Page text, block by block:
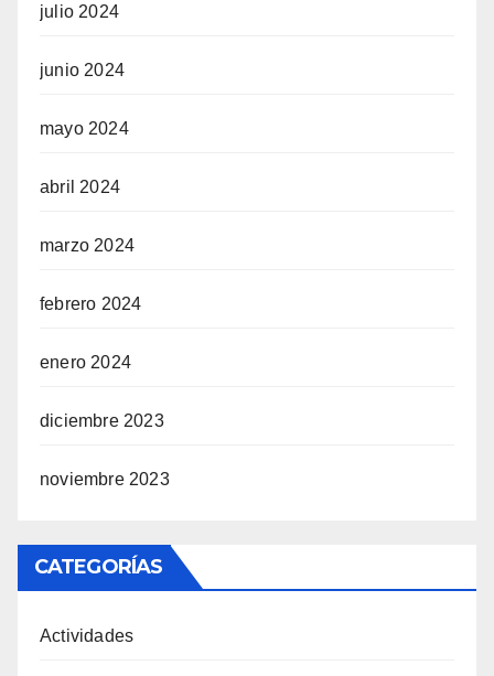
julio 2024
junio 2024
mayo 2024
abril 2024
marzo 2024
febrero 2024
enero 2024
diciembre 2023
noviembre 2023
CATEGORÍAS
Actividades